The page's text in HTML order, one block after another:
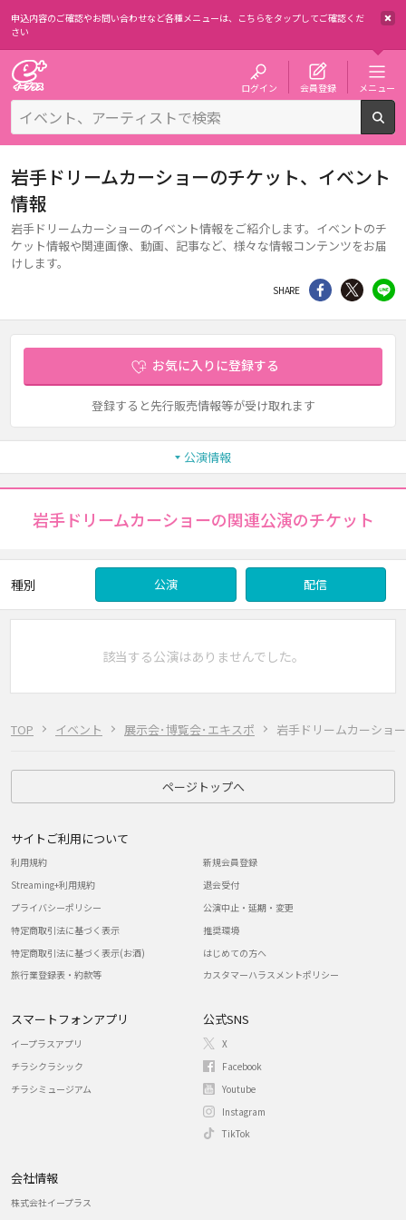
申込内容のご確認やお問い合わせなど各種メニューは、 こちらをタップしてご確認くだ
さい
ログイン 会員登録 メニュー
TOP イベント 展示会･博覧会･エキスポ 岩手ドリームカーショ
岩手ドリームカーショーのチケット、イベント
情報
岩手ドリームカーショーのイベント情報をご紹介します。イベントのチ
ケット情報や関連画像、動画、記事など、様々な情報コンテンツをお届
けします。
SHARE シェア Twitter
お気に入りに登録する
登録すると先行販売情報等が受け取れます
公演情報
岩手ドリームカーショーの関連公演のチケット
種別 公演 配信
該当する公演はありませんでした。
ページトップへ
サイトご利用について
利用規約
Streaming+利用規約
プライバシーポリシー
特定商取引法に基づく表示
特定商取引法に基づく表示(お酒)
旅行業登録表・約款等
新規会員登録
退会受付
公演中止・延期・変更
推奨環境
はじめての方へ
カスタマーハラスメントポリシー
スマートフォンアプリ
イープラスアプリ
チラシクラシック
チラシミュージアム
公式SNS
X
Facebook
Youtube
Instagram
TikTok
会社情報
株式会社イープラス